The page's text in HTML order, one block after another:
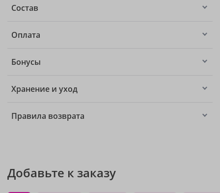
Состав
Оплата
Бонусы
Хранение и уход
Правила возврата
Добавьте к заказу